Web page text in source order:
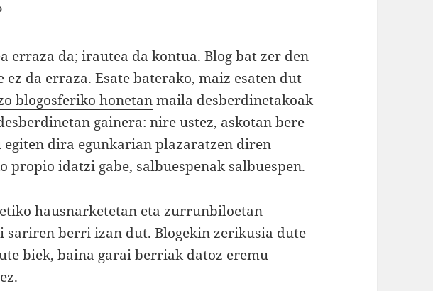
erraza da; irautea da kontua. Blog bat zer den
ez da erraza. Esate baterako, maiz esaten dut
blogosferiko honetanmaila desberdinetakoak
gainera: nire ustez, askotan bere
dira egunkarian plazaratzen diren
propio idatzi gabe, salbuespenak salbuespen.
hausnarketetan eta zurrunbiloetan
sariren berri izan dut. Blogekin zerikusia dute
biek, baina garai berriak datoz eremu